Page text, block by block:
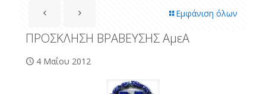
Εμφάνιση όλων
ΠΡΟΣΚΛΗΣΗ ΒΡΑΒΕΥΣΗΣ ΑμεΑ
4 Μαΐου 2012